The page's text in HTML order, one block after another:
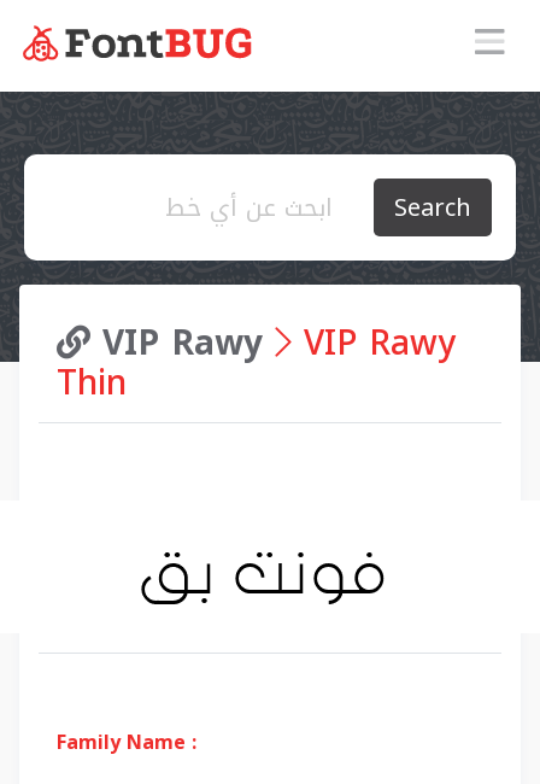
Search
VIP Rawy VIP Rawy
Thin
Family Name :